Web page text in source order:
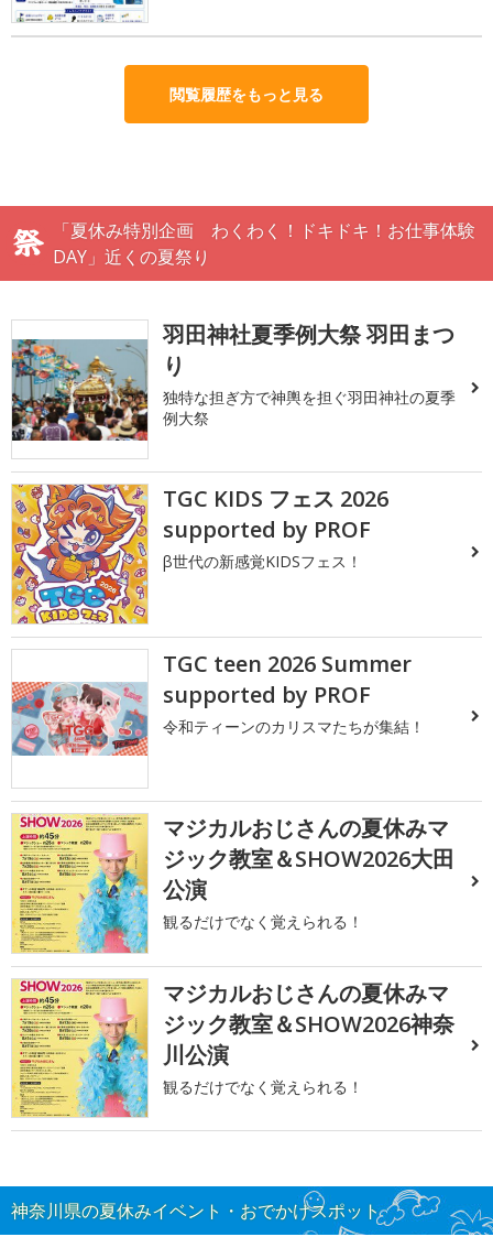
閲覧履歴をもっと見る
「夏休み特別企画 わくわく！ドキドキ！お仕事体験
DAY」近くの夏祭り
羽田神社夏季例大祭 羽田まつ
り
独特な担ぎ方で神輿を担ぐ羽田神社の夏季
例大祭
TGC KIDS フェス 2026
supported by PROF
β世代の新感覚KIDSフェス！
TGC teen 2026 Summer
supported by PROF
令和ティーンのカリスマたちが集結！
マジカルおじさんの夏休みマ
ジック教室＆SHOW2026大田
公演
観るだけでなく覚えられる！
マジカルおじさんの夏休みマ
ジック教室＆SHOW2026神奈
川公演
観るだけでなく覚えられる！
神奈川県の夏休みイベント・おでかけスポット